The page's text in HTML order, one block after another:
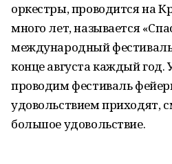
оркестры, проводится на
много лет, называется
международный фестиваль
конце августа каждый
проводим фестиваль
удовольствием приходят,
большое удовольствие.